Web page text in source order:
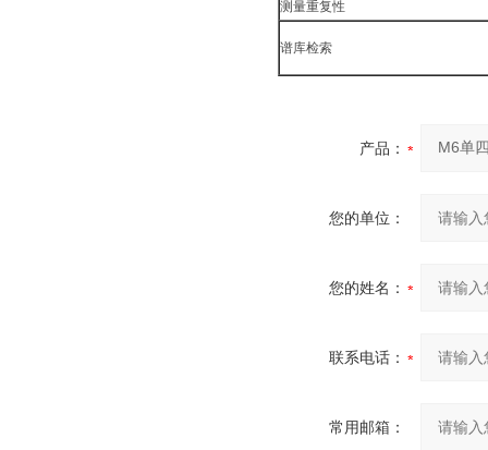
测量重复性
谱库检索
产品：
您的单位：
您的姓名：
联系电话：
常用邮箱：